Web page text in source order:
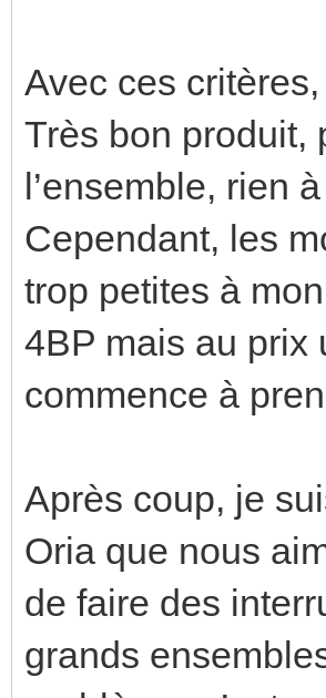
Avec ces
Très bon produit,
l’ensemble, rien
Cependant, les
trop petites à
4BP mais au prix
commence à
Après coup, je
Oria que nous
de faire des
grands